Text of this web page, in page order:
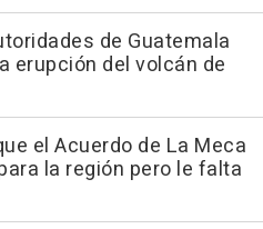
de Guatemala
erupción del volcán de
el Acuerdo de La Meca
la región pero le falta